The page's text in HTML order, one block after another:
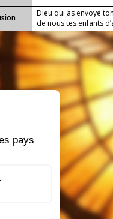
Dieu qui as envoyé
de nous tes enfants
que tu aimes comme
Christ, accorde-nous